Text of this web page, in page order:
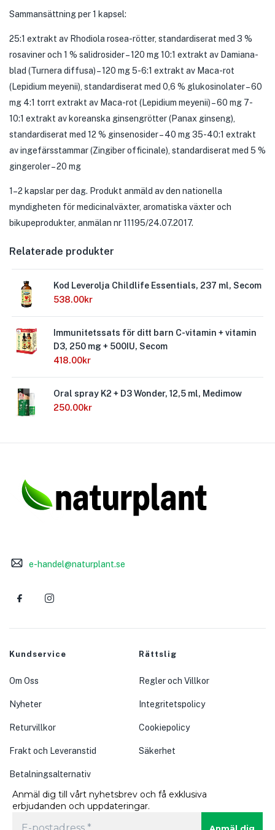
Sammansättning per 1 kapsel:
25:1 extrakt av Rhodiola rosea-rötter, standardiserat med 3 %
rosaviner och 1 % salidrosider – 120 mg 10:1 extrakt av Damiana-
blad (Turnera diffusa) – 120 mg 5-6:1 extrakt av Maca-rot
(Lepidium meyenii), standardiserat med 0,6 % glukosinolater – 60
mg 4:1 torrt extrakt av Maca-rot (Lepidium meyenii) – 60 mg 7-
10:1 extrakt av koreanska ginsengrötter (Panax ginseng),
standardiserat med 12 % ginsenosider – 40 mg 35-40:1 extrakt
av ingefärsstammar (Zingiber officinale), standardiserat med 5 %
gingeroler – 20 mg
1–2 kapslar per dag. Produkt anmäld av den nationella
myndigheten för medicinalväxter, aromatiska växter och
bikupeprodukter, anmälan nr 11195/24.07.2017.
Relaterade produkter
Kod Leverolja Childlife Essentials, 237 ml, Secom
538.00kr
Immunitetssats för ditt barn C-vitamin + vitamin
D3, 250 mg + 500IU, Secom
418.00kr
Oral spray K2 + D3 Wonder, 12,5 ml, Medimow
250.00kr
e-handel@naturplant.se
Kundservice
Om Oss
Nyheter
Returvillkor
Frakt och Leveranstid
Betalningsalternativ
Rättslig
Regler och Villkor
Integritetspolicy
Cookiepolicy
Säkerhet
Anmäl dig till vårt nyhetsbrev och få exklusiva
erbjudanden och uppdateringar.